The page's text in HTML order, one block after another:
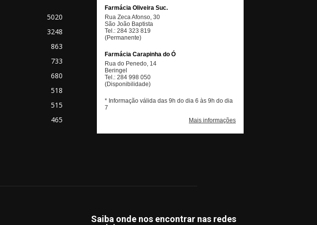
5020
3248
863
733
680
518
515
465
Saiba onde nos encontrar nas redes